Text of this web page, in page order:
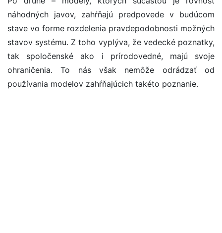
náhodných javov, zahŕňajú predpovede v budúcom
stave vo forme rozdelenia pravdepodobnosti možných
stavov systému. Z toho vyplýva, že vedecké poznatky,
tak spoločenské ako i prírodovedné, majú svoje
ohraničenia. To nás však nemôže odrádzať od
používania modelov zahŕňajúcich takéto poznanie.